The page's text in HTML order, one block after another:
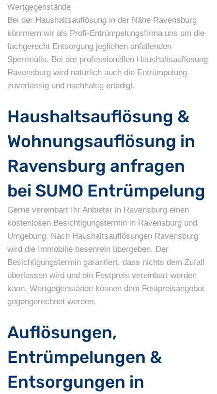
Wertgegenstände
Bei der Haushaltsauflösung in der Nähe Ravensburg
kümmern wir als Profi-Entrümpelungsfirma uns um die
fachgerecht Entsorgung jeglichen anfallenden
Sperrmülls. Bei der professionellen Haushaltsauflösung
Ravensburg wird natürlich auch die Entrümpelung
zuverlässig und nachhaltig erledigt.
Haushaltsauflösung &
Wohnungsauflösung in
Ravensburg anfragen
bei SUMO Entrümpelung
Gerne vereinbart Ihr Anbieter in Ravensburg einen
kostenlosen Besichtigungstermin in Ravensburg und
Umgebung. Nach Haushaltsauflösungen Ravensburg
wird die Immobilie besenrein übergeben. Der
Besichtigungstermin garantiert, dass nichts dem Zufall
überlassen wird und ein Festpreis vereinbart werden
kann. Wertgegenstände können dem Festpreisangebot
gegengerechnet werden.
Auflösungen,
Entrümpelungen &
Entsorgungen in